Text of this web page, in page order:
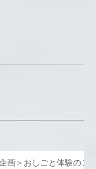
画＞おしごと体験のご